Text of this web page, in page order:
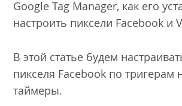
Google Tag Manager, как его
настроить пиксели Facebook и
В этой статье будем
пикселя Facebook по тригерам
таймеры.